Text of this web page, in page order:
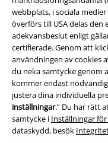
webbplats, i sociala
överförs till USA delas
adekvansbeslut enligt
certifierade. Genom att
användningen av cookies
du neka samtycke genom
kommer endast
justera dina individuella
inställningar.” Du har rätt
samtycke i Inställningar
dataskydd, besök
Villkor
Om oss
Ladda ner villkoren
Avfallshantering och
Försäkran om